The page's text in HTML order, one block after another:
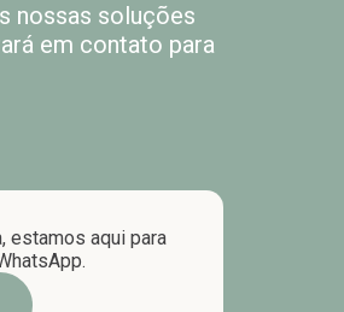
nossas soluções
em contato para
estamos aqui para